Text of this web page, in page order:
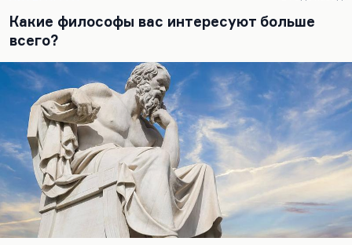
Какие философы вас интересуют больше
всего?